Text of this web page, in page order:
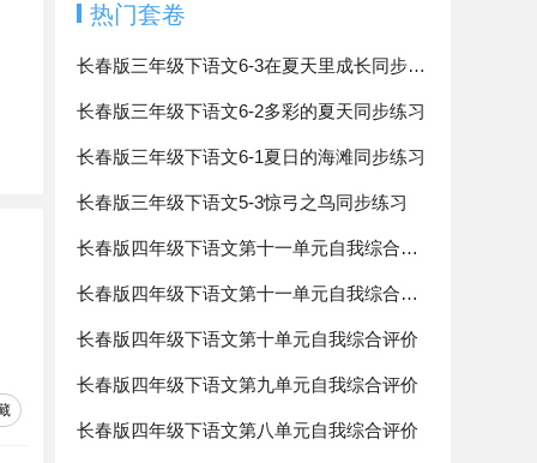
热门套卷
长春版三年级下语文6-3在夏天里成长同步练习
长春版三年级下语文6-2多彩的夏天同步练习
长春版三年级下语文6-1夏日的海滩同步练习
长春版三年级下语文5-3惊弓之鸟同步练习
长春版四年级下语文第十一单元自我综合评价
长春版四年级下语文第十一单元自我综合评价
长春版四年级下语文第十单元自我综合评价
长春版四年级下语文第九单元自我综合评价
长春版四年级下语文第八单元自我综合评价